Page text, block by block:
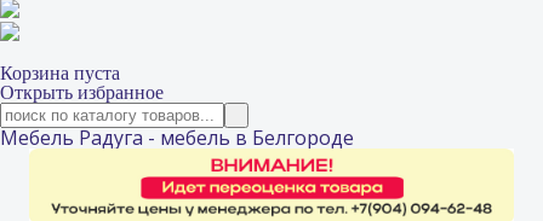
Корзина пуста
Открыть избранное
Мебель Радуга - мебель в Белгороде